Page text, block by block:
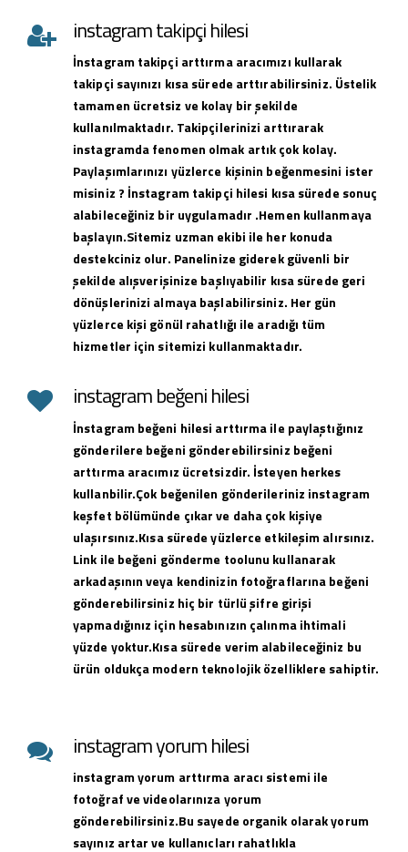
instagram takipçi hilesi
İnstagram takipçi arttırma aracımızı kullarak
takipçi sayınızı kısa sürede arttırabilirsiniz. Üstelik
tamamen ücretsiz ve kolay bir şekilde
kullanılmaktadır. Takipçilerinizi arttırarak
instagramda fenomen olmak artık çok kolay.
Paylaşımlarınızı yüzlerce kişinin beğenmesini ister
misiniz ? İnstagram takipçi hilesi kısa sürede sonuç
alabileceğiniz bir uygulamadır .Hemen kullanmaya
başlayın.Sitemiz uzman ekibi ile her konuda
destekciniz olur. Panelinize giderek güvenli bir
şekilde alışverişinize başlıyabilir kısa sürede geri
dönüşlerinizi almaya başlabilirsiniz. Her gün
yüzlerce kişi gönül rahatlığı ile aradığı tüm
hizmetler için sitemizi kullanmaktadır.
instagram beğeni hilesi
İnstagram beğeni hilesi arttırma ile paylaştığınız
gönderilere beğeni gönderebilirsiniz beğeni
arttırma aracımız ücretsizdir. İsteyen herkes
kullanbilir.Çok beğenilen gönderileriniz instagram
keşfet bölümünde çıkar ve daha çok kişiye
ulaşırsınız.Kısa sürede yüzlerce etkileşim alırsınız.
Link ile beğeni gönderme toolunu kullanarak
arkadaşının veya kendinizin fotoğraflarına beğeni
gönderebilirsiniz hiç bir türlü şifre girişi
yapmadığınız için hesabınızın çalınma ihtimali
yüzde yoktur.Kısa sürede verim alabileceğiniz bu
ürün oldukça modern teknolojik özelliklere sahiptir.
instagram yorum hilesi
instagram yorum arttırma aracı sistemi ile
fotoğraf ve videolarınıza yorum
gönderebilirsiniz.Bu sayede organik olarak yorum
sayınız artar ve kullanıcları rahatlıkla